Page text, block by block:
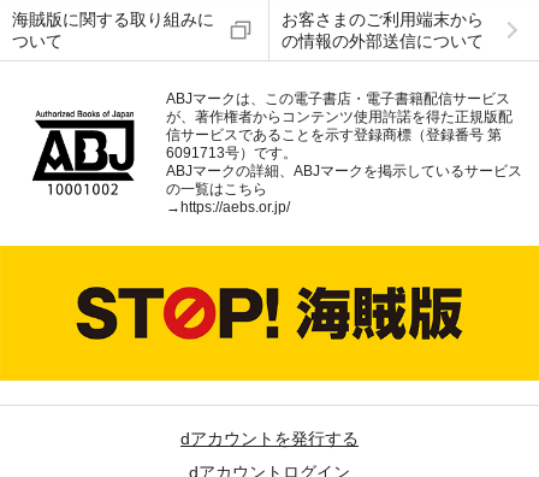
海賊版に関する取り組みに
ついて
お客さまのご利用端末から
の情報の外部送信について
ABJマークは、この電子書店・電子書籍配信サービス
が、著作権者からコンテンツ使用許諾を得た正規版配
信サービスであることを示す登録商標（登録番号 第
6091713号）です。
ABJマークの詳細、ABJマークを掲示しているサービス
の一覧はこちら
→https://aebs.or.jp/
dアカウントを発行する
dアカウントログイン